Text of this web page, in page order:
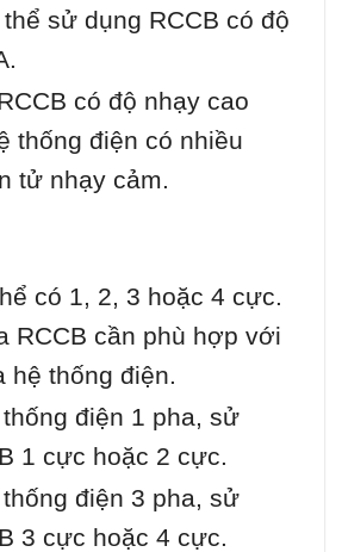
sử dụng RCCB có độ
có độ nhạy cao
thống điện có nhiều
tử nhạy cảm.
có 1, 2, 3 hoặc 4 cực.
RCCB cần phù hợp với
hệ thống điện.
điện 1 pha, sử
1 cực hoặc 2 cực.
điện 3 pha, sử
3 cực hoặc 4 cực.